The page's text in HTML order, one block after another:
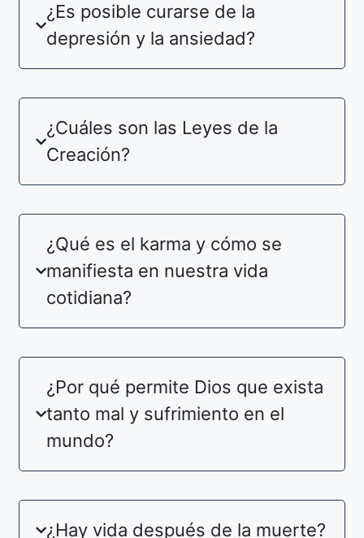
¿Es posible curarse de la
depresión y la ansiedad?
¿Cuáles son las Leyes de la
Creación?
¿Qué es el karma y cómo se
manifiesta en nuestra vida
cotidiana?
¿Por qué permite Dios que exista
tanto mal y sufrimiento en el
mundo?
¿Hay vida después de la muerte?